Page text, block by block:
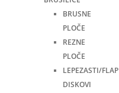
BRUSNE
PLOČE
REZNE
PLOČE
LEPEZASTI/FLAP
DISKOVI